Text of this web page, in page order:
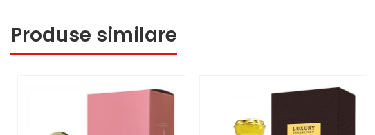
Lattafa Pride
Louis Varel
Montage Brands
Produse similare